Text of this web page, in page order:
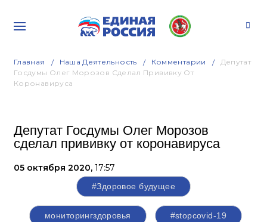
Главная Наша Деятельность Комментарии
Депутат
Госдумы Олег Морозов Сделал Прививку От
Коронавируса
Депутат Госдумы Олег Морозов
сделал прививку от коронавируса
05 октября 2020, 17:57
#Здоровое будущее
мониторингздоровья #stopcovid-19